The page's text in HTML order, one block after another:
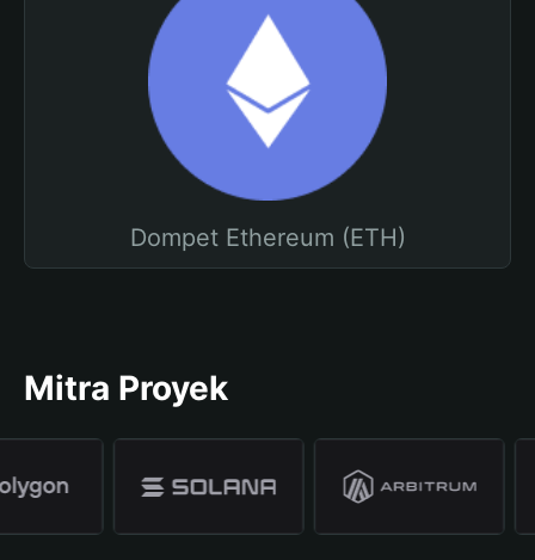
Dompet Ethereum (ETH)
Mitra Proyek